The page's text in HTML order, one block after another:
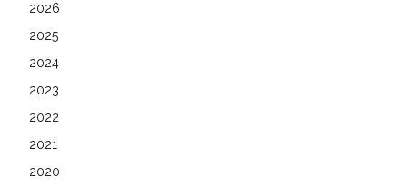
2026
2025
2024
2023
2022
2021
2020